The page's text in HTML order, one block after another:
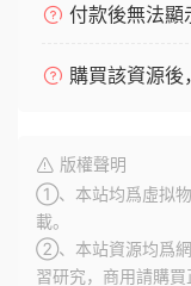
付款後無法顯
購買該資源後
版權聲明
①、本站均爲虛拟物
載。
②、本站資源均爲網
習研究，商用請購買